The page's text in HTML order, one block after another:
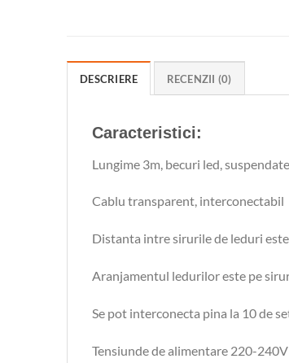
DESCRIERE RECENZII (0)
Caracteristici:
Lungime 3m, becuri led,
Cablu transparent, interconectabil
Distanta intre sirurile de leduri
Aranjamentul ledurilor este pe
Se pot interconecta pina la 10 de
Tensiunde de alimentare 220-240V